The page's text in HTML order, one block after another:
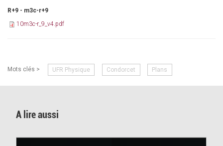
R+9 - m3c-r+9
10m3c-r_9_v4.pdf
Mots clés > UFR Physique Condorcet Plans
A lire aussi